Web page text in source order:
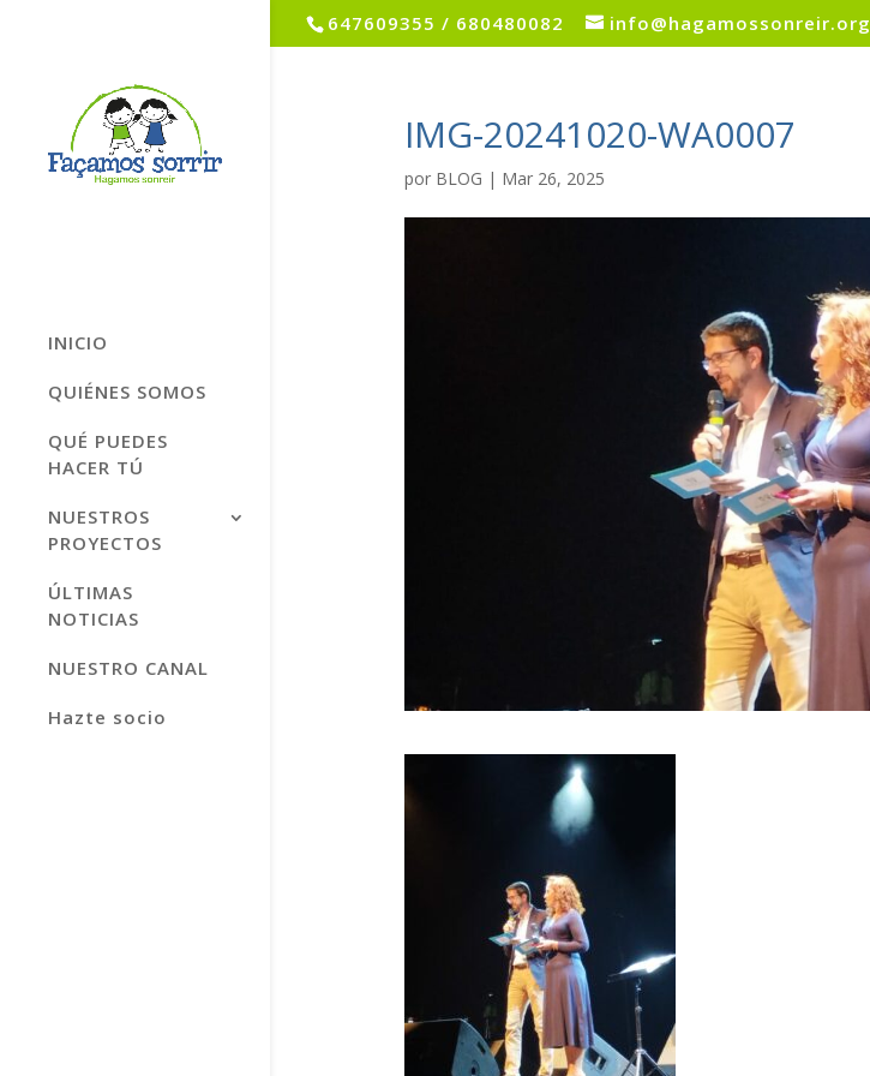
647609355 / 680480082 info@hagamossonreir.org
INICIO
QUIÉNES SOMOS
QUÉ PUEDES
HACER TÚ
NUESTROS
PROYECTOS
ÚLTIMAS
NOTICIAS
NUESTRO CANAL
Hazte socio
IMG-20241020-WA0007
por BLOG | Mar 26, 2025